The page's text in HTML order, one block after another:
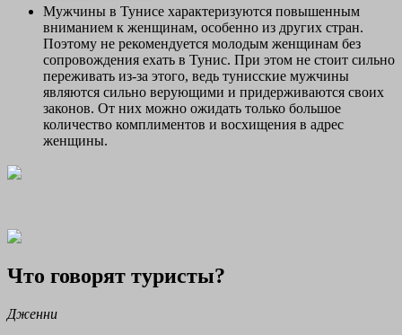
Мужчины в Тунисе характеризуются повышенным
вниманием к женщинам, особенно из других стран.
Поэтому не рекомендуется молодым женщинам без
сопровождения ехать в Тунис. При этом не стоит сильно
переживать из-за этого, ведь тунисские мужчины
являются сильно верующими и придерживаются своих
законов. От них можно ожидать только большое
количество комплиментов и восхищения в адрес
женщины.
Что говорят туристы?
Дженни